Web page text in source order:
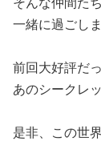
そんな仲間た
一緒に過ごし
前回大好評だ
あのシークレ
是非、この世